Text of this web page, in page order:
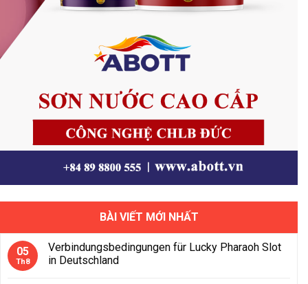
BÀI VIẾT MỚI NHẤT
05
Th8
Verbindungsbedingungen für Lucky Pharaoh Slot
in Deutschland